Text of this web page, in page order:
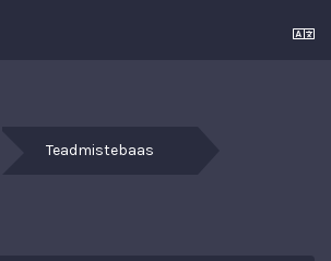
Teadmistebaas